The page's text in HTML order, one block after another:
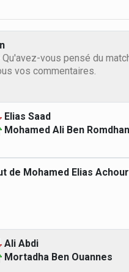
Qu'avez-vous pensé du
vos commentaires.
Elias Saad
Mohamed Ali Ben
de Mohamed Elias
Ali Abdi
Mortadha Ben Ouannes